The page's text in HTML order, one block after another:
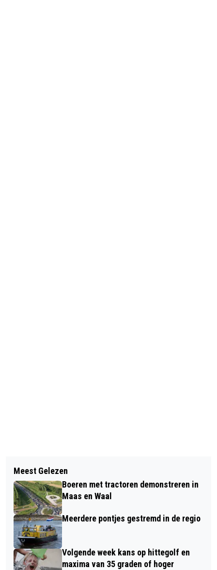
CARAVAN IN BRAND GESTOKEN OP
PARKEERTERREIN BIJ MOEKE MOOREN
VROUW BEKNELD GERAAKT IN
ELEKTRISCH BED AAN MOLENLAAN IN
BENEDEN-LEEUWEN
Meest Gelezen
Boeren met tractoren demonstreren in
Maas en Waal
Meerdere pontjes gestremd in de regio
Volgende week kans op hittegolf en
maxima van 35 graden of hoger